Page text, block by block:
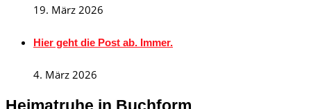
19. März 2026
Hier geht die Post ab. Immer.
4. März 2026